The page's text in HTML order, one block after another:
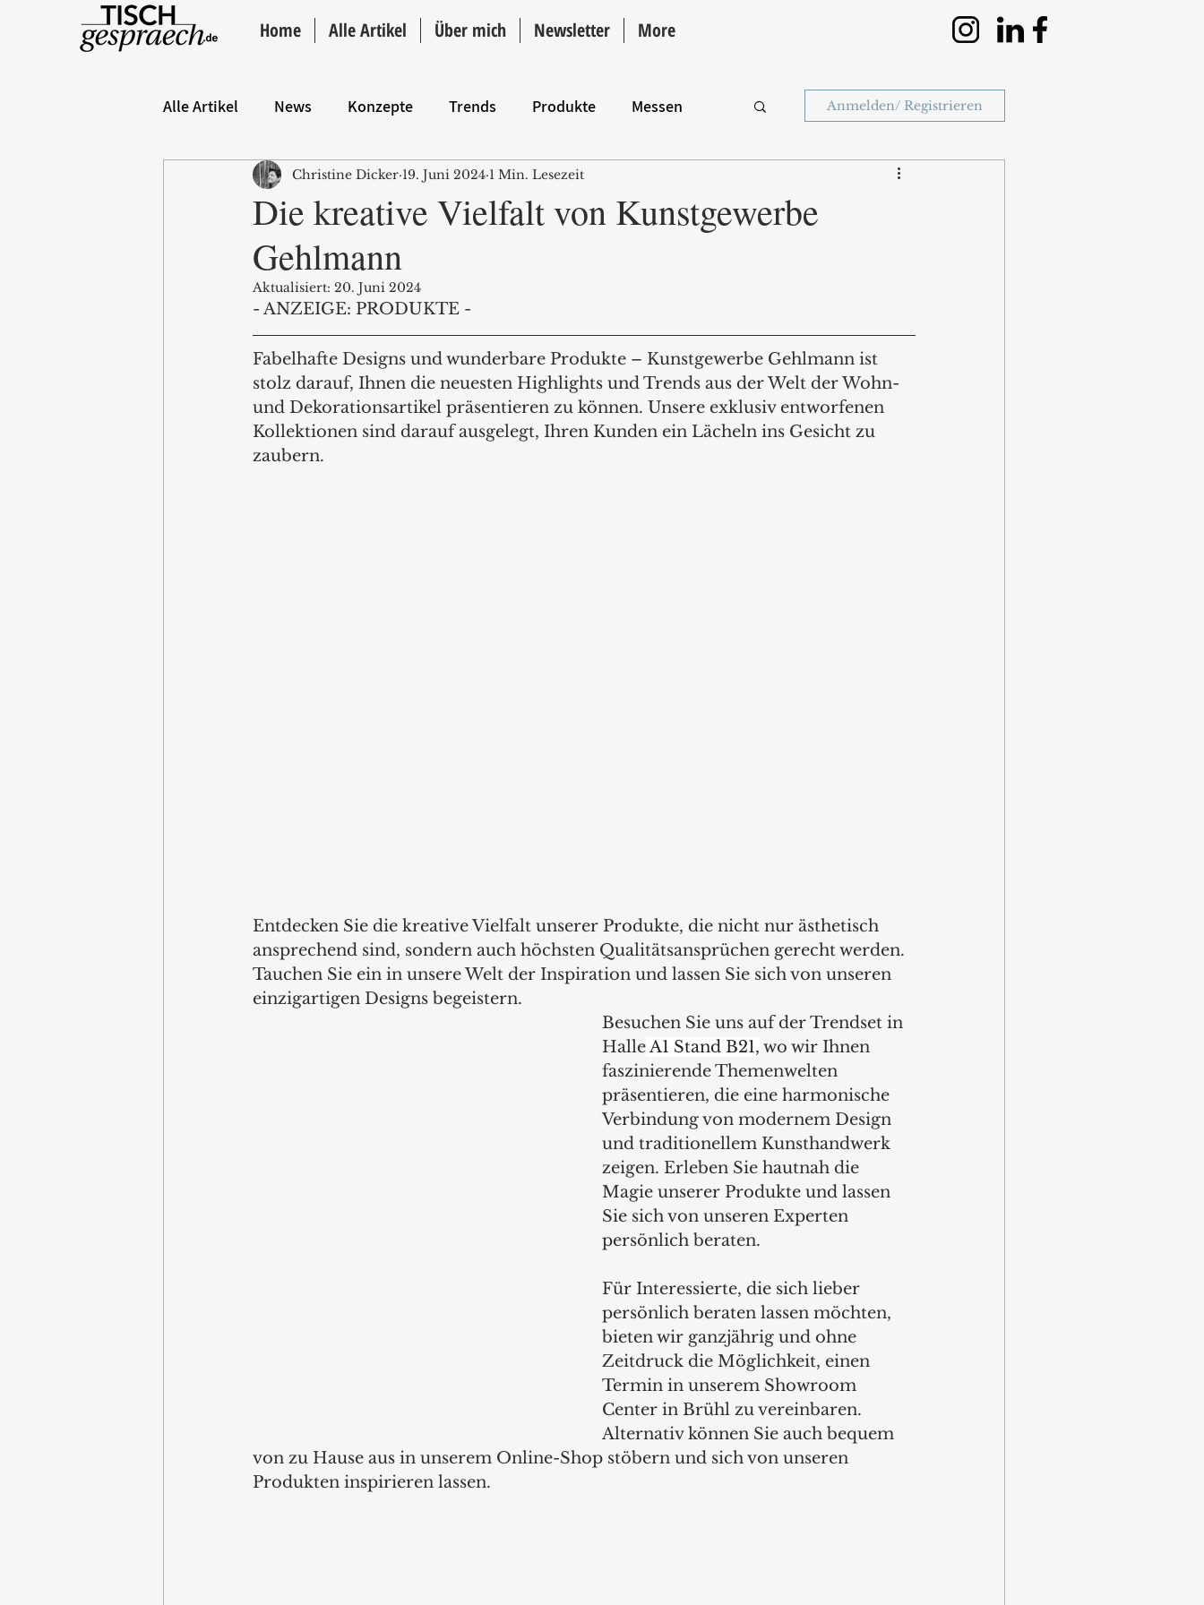
Home Alle Artikel Über mich Newsletter More
Alle Artikel News Konzepte Trends Produkte Messen
Hintergrund ANZEIGE Intro
Anmelden/ Registrieren
Die kreative Vielfalt von Kunstgewerbe
Gehlmann
Christine Dicker 19. Juni 2024 1 Min. Lesezeit
Aktualisiert: 20. Juni 2024
- ANZEIGE: PRODUKTE -
Fabelhafte Designs und wunderbare Produkte – Kunstgewerbe Gehlmann ist
stolz darauf, Ihnen die neuesten Highlights und Trends aus der Welt der Wohn-
und Dekorationsartikel präsentieren zu können. Unsere exklusiv entworfenen
Kollektionen sind darauf ausgelegt, Ihren Kunden ein Lächeln ins Gesicht zu
zaubern.
Entdecken Sie die kreative Vielfalt unserer Produkte, die nicht nur ästhetisch
ansprechend sind, sondern auch höchsten Qualitätsansprüchen gerecht werden.
Tauchen Sie ein in unsere Welt der Inspiration und lassen Sie sich von unseren
einzigartigen Designs begeistern.
Besuchen Sie uns auf der Trendset in
Halle A1 Stand B21, wo wir Ihnen
faszinierende Themenwelten
präsentieren, die eine harmonische
Verbindung von modernem Design
und traditionellem Kunsthandwerk
zeigen. Erleben Sie hautnah die
Magie unserer Produkte und lassen
Sie sich von unseren Experten
persönlich beraten.
Für Interessierte, die sich lieber
persönlich beraten lassen möchten,
bieten wir ganzjährig und ohne
Zeitdruck die Möglichkeit, einen
Termin in unserem Showroom
Center in Brühl zu vereinbaren.
Alternativ können Sie auch bequem
von zu Hause aus in unserem Online-Shop stöbern und sich von unseren
Produkten inspirieren lassen.